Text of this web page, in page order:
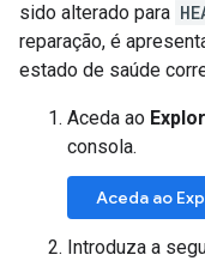
sido alterado para
reparação, é
estado de saúde
Aceda ao
consola.
Aceda ao
Introduza a